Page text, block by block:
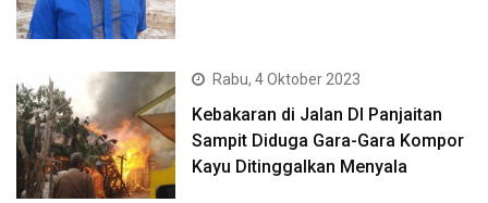
Rabu, 4 Oktober 2023
Kebakaran di Jalan DI Panjaitan
Sampit Diduga Gara-Gara Kompor
Kayu Ditinggalkan Menyala